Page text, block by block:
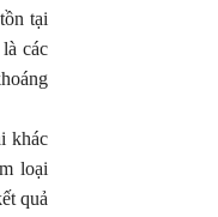
tại
các
khác
loại
quả